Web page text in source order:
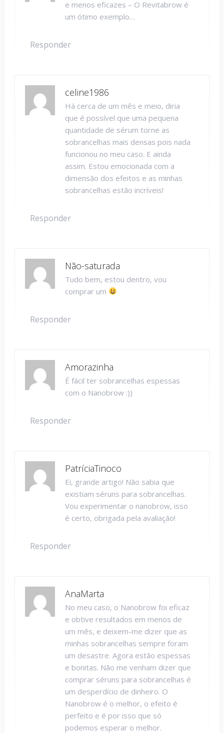
e menos eficazes – O Revitabrow é
um ótimo exemplo…
Responder
celine1986
Há cerca de um mês e meio, diria
que é possível que uma pequena
quantidade de sérum torne as
sobrancelhas mais densas pois nada
funcionou no meu caso. E ainda
assim. Estou emocionada com a
dimensão dos efeitos e as minhas
sobrancelhas estão incríveis!
Responder
Não-saturada
Tudo bem, estou dentro, vou
comprar um
Responder
Amorazinha
É fácil ter sobrancelhas espessas
com o Nanobrow :))
Responder
PatríciaTinoco
Ei, grande artigo! Não sabia que
existiam séruns para sobrancelhas.
Vou experimentar o nanobrow, isso
é certo, obrigada pela avaliação!
Responder
AnaMarta
No meu caso, o Nanobrow foi eficaz
e obtive resultados em menos de
um mês, e deixem-me dizer que as
minhas sobrancelhas sempre foram
um desastre. Agora estão espessas
e bonitas. Não me venham dizer que
comprar séruns para sobrancelhas é
um desperdício de dinheiro. O
Nanobrow é o melhor, o efeito é
perfeito e é por isso que só
podemos esperar o melhor.